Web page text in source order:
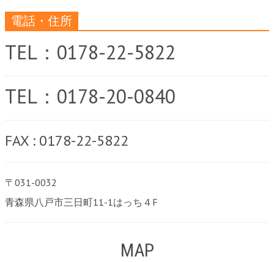
電話・住所
TEL：0178-22-5822
TEL：0178-20-0840
FAX : 0178-22-5822
〒031-0032
青森県八戸市三日町11-1はっち４F
MAP